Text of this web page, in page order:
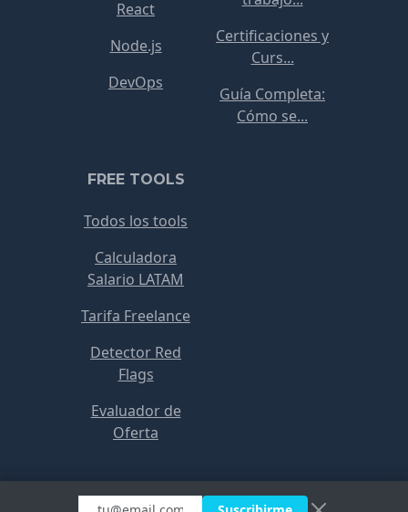
React
Node.js
DevOps
Certificaciones y
Curs...
Guía Completa:
Cómo se...
FREE TOOLS
Todos los tools
Calculadora
Salario LATAM
Tarifa Freelance
Detector Red
Flags
Evaluador de
Oferta
Copyright © RemoteJobs 2021